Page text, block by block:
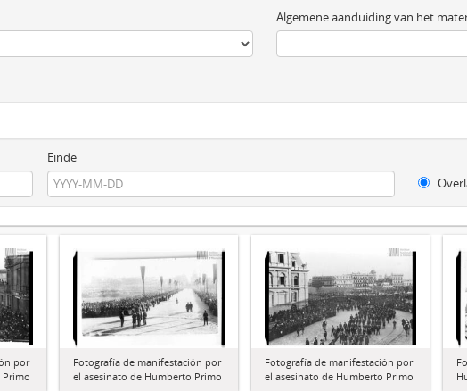
Algemene aanduiding van het
Einde
por
Fotografía de manifestación por
el asesinato de Humberto Primo
Fotografía de manifestación por
el asesinato de Humberto Primo